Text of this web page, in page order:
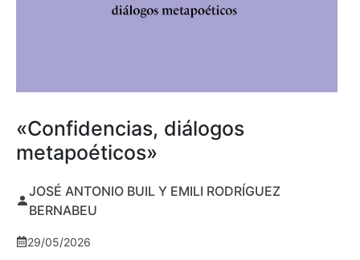
«Confidencias, diálogos
metapoéticos»
JOSÉ ANTONIO BUIL Y EMILI RODRÍGUEZ
BERNABEU
29/05/2026